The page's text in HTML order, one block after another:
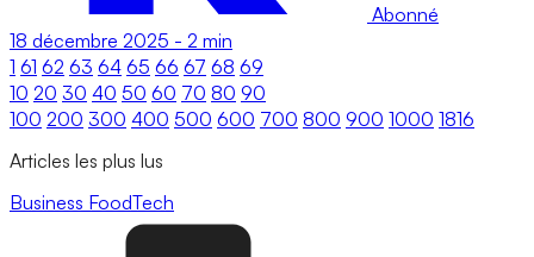
Abonné
18 décembre 2025 - 2 min
1 61 62 63 64 65 66 67 68 69
10 20 30 40 50 60 70 80 90
100 200 300 400 500 600 700 800 900 1000 1816
Articles les plus lus
Business FoodTech